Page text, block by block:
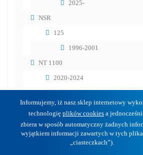
2025-
NSR
125
1996-2001
NT 1100
2020-2024
NT V DEAUVILLE
650 DEAUVILLE
1998-2005
Informujemy, iż nasz sklep internetowy
technologię plików cookies a
zbiera w sposób automatyczny żadnych
wyjątkiem informacji zawartych w tych
„ciasteczkach”).